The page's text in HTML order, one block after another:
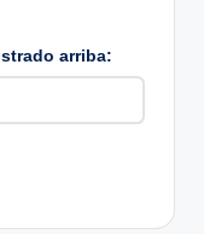
arriba: